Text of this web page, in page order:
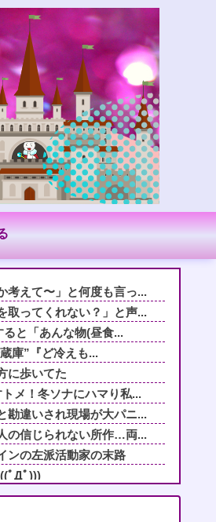
考えて〜」と何度も言っ...
取ってくれない？」と声...
と「あんな物(昼食...
庫”『ど冷えも...
に歩いてた
メ！冬ソナにハマり私...
勘違いされ現場が大パニ...
の信じられない所作…両...
ンの左派活動家の末路
ﾟДﾟ)))
したドラレコが（ノ∇`...